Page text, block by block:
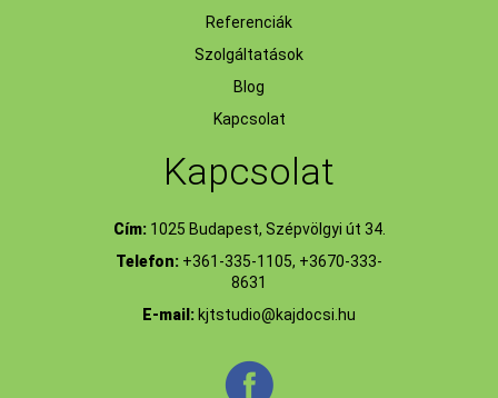
Referenciák
Szolgáltatások
Blog
Kapcsolat
Kapcsolat
Cím:1025 Budapest, Szépvölgyi út 34.
Telefon: +361-335-1105, +3670-333-
8631
E-mail: kjtstudio@kajdocsi.hu